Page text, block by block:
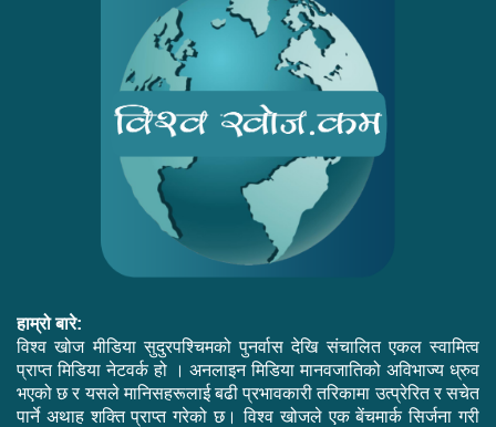
हाम्रो बारे:
विश्व खोज मीडिया सुदुरपश्चिमको पुनर्वास देखि संचालित एकल स्वामित्व
प्राप्त मिडिया नेटवर्क हो । अनलाइन मिडिया मानवजातिको अविभाज्य ध्रुव
भएको छ र यसले मानिसहरूलाई बढी प्रभावकारी तरिकामा उत्प्रेरित र सचेत
पार्ने अथाह शक्ति प्राप्त गरेको छ। विश्व खोजले एक बेंचमार्क सिर्जना गरी